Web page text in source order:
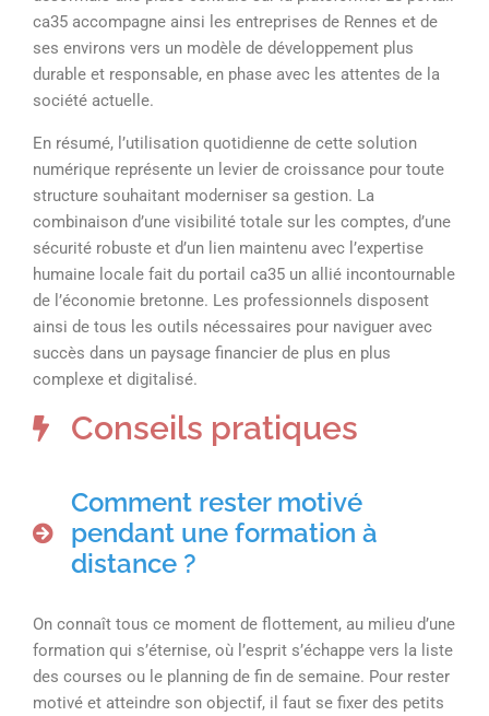
ca35 accompagne ainsi les entreprises de Rennes et de
ses environs vers un modèle de développement plus
durable et responsable, en phase avec les attentes de la
société actuelle.
En résumé, l’utilisation quotidienne de cette solution
numérique représente un levier de croissance pour toute
structure souhaitant moderniser sa gestion. La
combinaison d’une visibilité totale sur les comptes, d’une
sécurité robuste et d’un lien maintenu avec l’expertise
humaine locale fait du portail ca35 un allié incontournable
de l’économie bretonne. Les professionnels disposent
ainsi de tous les outils nécessaires pour naviguer avec
succès dans un paysage financier de plus en plus
complexe et digitalisé.
Conseils pratiques
Comment rester motivé
pendant une formation à
distance ?
On connaît tous ce moment de flottement, au milieu d’une
formation qui s’éternise, où l’esprit s’échappe vers la liste
des courses ou le planning de fin de semaine. Pour rester
motivé et atteindre son objectif, il faut se fixer des petits